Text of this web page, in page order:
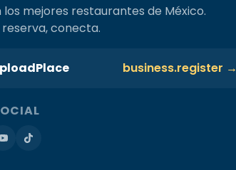
los mejores restaurantes de México.
conecta.
business.register →